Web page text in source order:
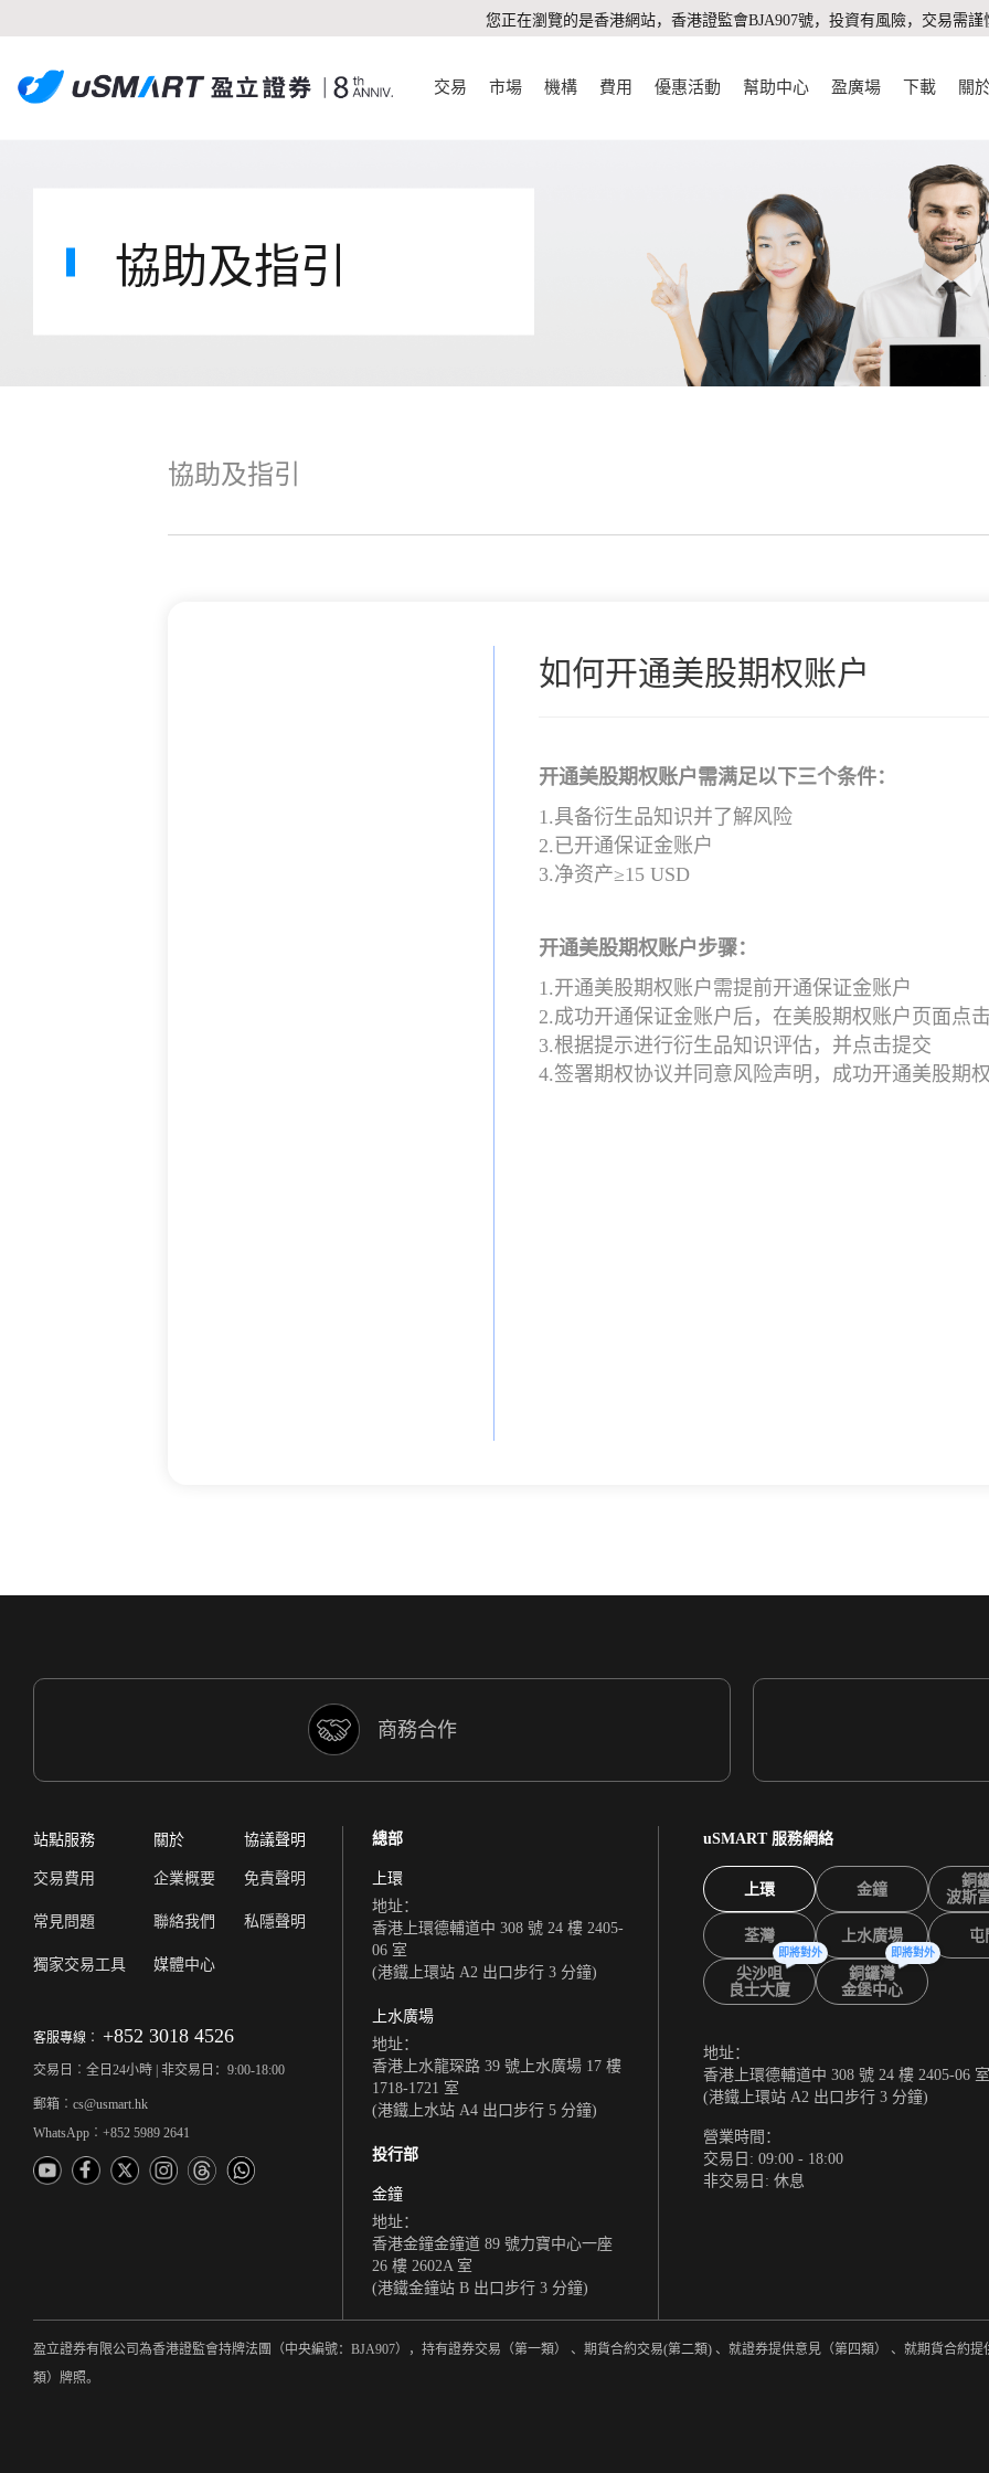
您正在瀏覽的是香港網站，香港證監會BJA907號，投資有風險，交易需謹
交易 市場 機構 費用 優惠活動 幫助中心 盈廣場 下載 關
協助及指引
協助及指引
如何开通美股期权账户
开通美股期权账户需满足以下三个条件：
1.具备衍生品知识并了解风险
2.已开通保证金账户
3.净资产≥15 USD
开通美股期权账户步骤：
1.开通美股期权账户需提前开通保证金账户
2.成功开通保证金账户后，在美股期权账户页面点
3.根据提示进行衍生品知识评估，并点击提交
4.签署期权协议并同意风险声明，成功开通美股期
商務合作
站點服務
交易費用
常見問題
獨家交易工具
關於
企業概要
聯絡我們
媒體中心
協議聲明
免責聲明
私隱聲明
客服專線︰ +852 3018 4526
交易日︰全日24小時 | 非交易日：9:00-18:00
郵箱︰cs@usmart.hk
WhatsApp︰+852 5989 2641
總部
上環
地址：
香港上環德輔道中 308 號 24 樓 2405-
06 室
(港鐵上環站 A2 出口步行 3 分鐘)
上水廣場
地址：
香港上水龍琛路 39 號上水廣場 17 樓
1718-1721 室
(港鐵上水站 A4 出口步行 5 分鐘)
投行部
金鐘
地址：
香港金鐘金鐘道 89 號力寶中心一座
26 樓 2602A 室
(港鐵金鐘站 B 出口步行 3 分鐘)
uSMART 服務網絡
上環 金鐘
銅
波斯
荃灣 上水廣場 屯
尖沙咀
良士大廈
即將對外
銅鑼灣
金堡中心
即將對外
地址：
香港上環德輔道中 308 號 24 樓 2405-06 室
(港鐵上環站 A2 出口步行 3 分鐘)
營業時間：
交易日: 09:00 - 18:00
非交易日: 休息
盈立證券有限公司為香港證監會持牌法團（中央編號：BJA907），持有證券交易（第一類） 、期貨合約交易(第二類) 、就證券提供意見（第四類） 、就期貨合約
類）牌照。